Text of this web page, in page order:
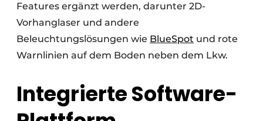
Features ergänzt werden, darunter 2D-
Vorhanglaser und andere
Beleuchtungslösungen wie BlueSpot und rote
Warnlinien auf dem Boden neben dem Lkw.
Integrierte Software-